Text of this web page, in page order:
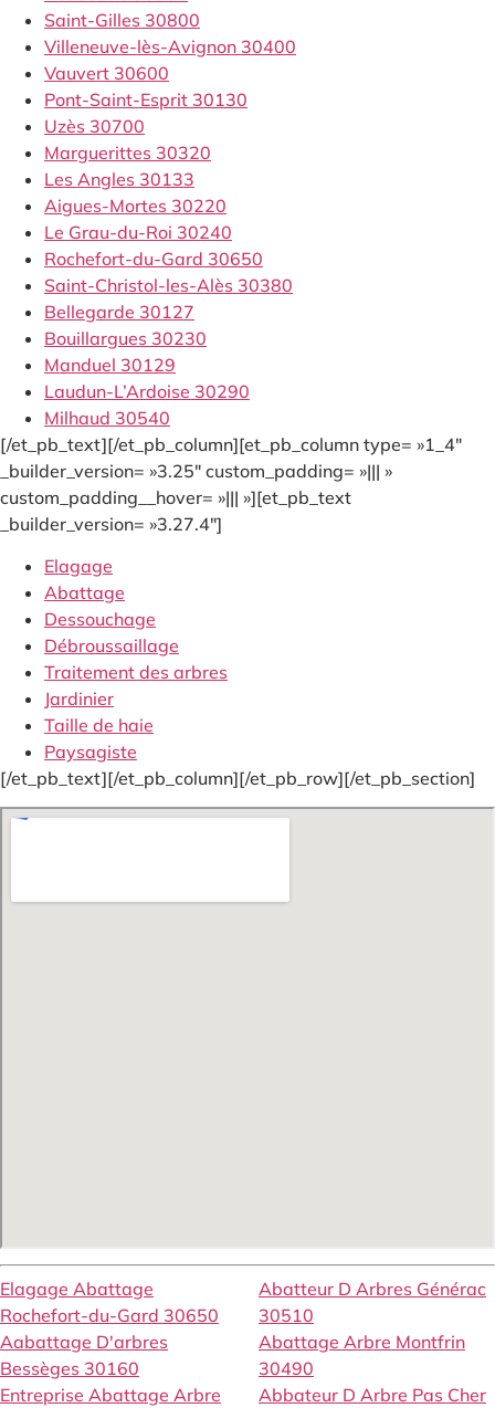
Saint-Gilles 30800
Villeneuve-lès-Avignon 30400
Vauvert 30600
Pont-Saint-Esprit 30130
Uzès 30700
Marguerittes 30320
Les Angles 30133
Aigues-Mortes 30220
Le Grau-du-Roi 30240
Rochefort-du-Gard 30650
Saint-Christol-les-Alès 30380
Bellegarde 30127
Bouillargues 30230
Manduel 30129
Laudun-L’Ardoise 30290
Milhaud 30540
[/et_pb_text][/et_pb_column][et_pb_column type= »1_4″
_builder_version= »3.25″ custom_padding= »||| »
custom_padding__hover= »||| »][et_pb_text
_builder_version= »3.27.4″]
Elagage
Abattage
Dessouchage
Débroussaillage
Traitement des arbres
Jardinier
Taille de haie
Paysagiste
[/et_pb_text][/et_pb_column][/et_pb_row][/et_pb_section]
Elagage Abattage
Rochefort-du-Gard 30650
Aabattage D'arbres
Bessèges 30160
Entreprise Abattage Arbre
Abatteur D Arbres Générac
30510
Abattage Arbre Montfrin
30490
Abbateur D Arbre Pas Cher